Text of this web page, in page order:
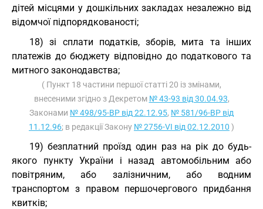
дітей місцями у дошкільних закладах незалежно від
відомчої підпорядкованості;
18) зі сплати податків, зборів, мита та інших
платежів до бюджету відповідно до податкового та
митного законодавства;
( Пункт 18 частини першої статті 20 із змінами,
внесеними згідно з Декретом № 43-93 від 30.04.93,
Законами № 498/95-ВР від 22.12.95, № 581/96-ВР від
11.12.96; в редакції Закону № 2756-VI від 02.12.2010 )
19) безплатний проїзд один раз на рік до будь-
якого пункту України і назад автомобільним або
повітряним, або залізничним, або водним
транспортом з правом першочергового придбання
квитків;